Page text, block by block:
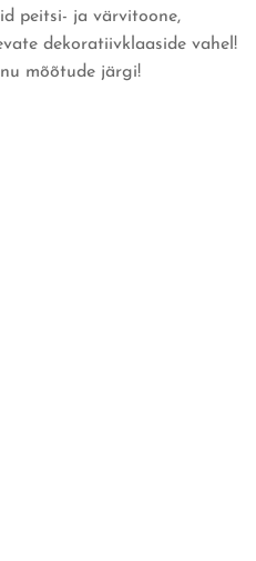
peitsi- ja värvitoone,
dekoratiivklaaside vahel!
mõõtude järgi!